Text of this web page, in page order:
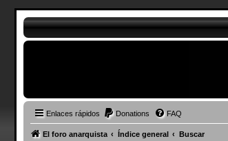
Enlaces rápidos Donations FAQ
El foro anarquista Índice general Buscar